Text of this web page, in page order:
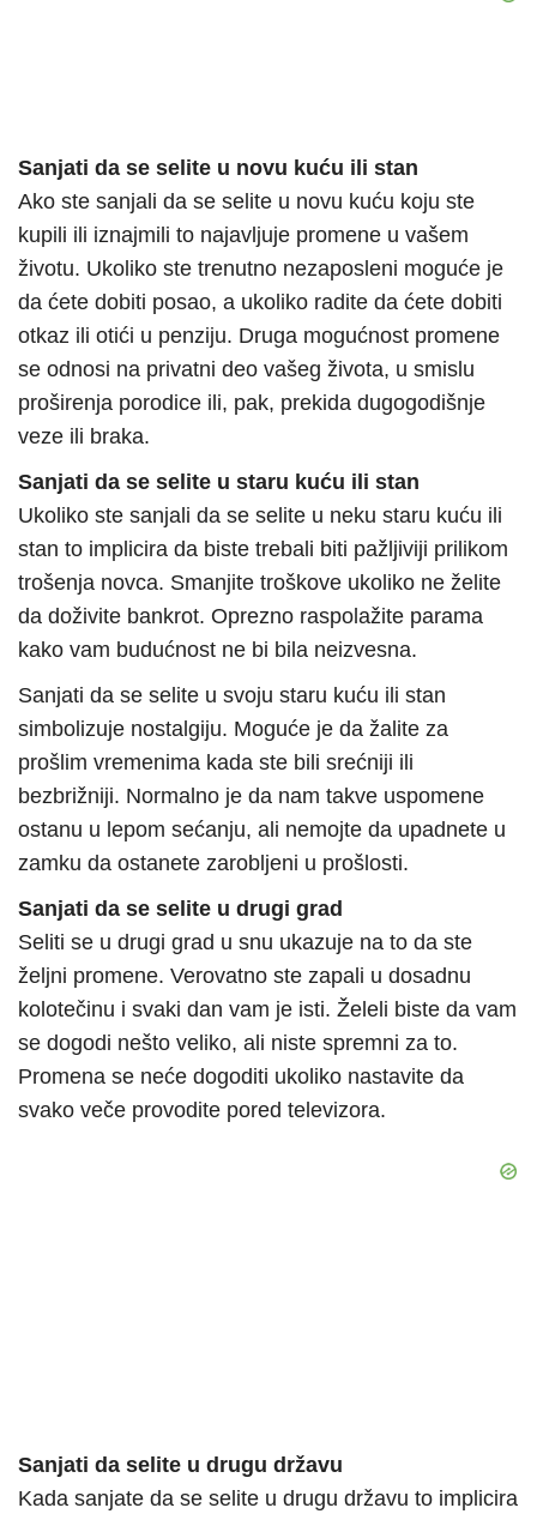
Sanjati da se selite u novu kuću ili stan
Ako ste sanjali da se selite u novu kuću koju ste
kupili ili iznajmili to najavljuje promene u vašem
životu. Ukoliko ste trenutno nezaposleni moguće je
da ćete dobiti posao, a ukoliko radite da ćete dobiti
otkaz ili otići u penziju. Druga mogućnost promene
se odnosi na privatni deo vašeg života, u smislu
proširenja porodice ili, pak, prekida dugogodišnje
veze ili braka.
Sanjati da se selite u staru kuću ili stan
Ukoliko ste sanjali da se selite u neku staru kuću ili
stan to implicira da biste trebali biti pažljiviji prilikom
trošenja novca. Smanjite troškove ukoliko ne želite
da doživite bankrot. Oprezno raspolažite parama
kako vam budućnost ne bi bila neizvesna.
Sanjati da se selite u svoju staru kuću ili stan
simbolizuje nostalgiju. Moguće je da žalite za
prošlim vremenima kada ste bili srećniji ili
bezbrižniji. Normalno je da nam takve uspomene
ostanu u lepom sećanju, ali nemojte da upadnete u
zamku da ostanete zarobljeni u prošlosti.
Sanjati da se selite u drugi grad
Seliti se u drugi grad u snu ukazuje na to da ste
željni promene. Verovatno ste zapali u dosadnu
kolotečinu i svaki dan vam je isti. Želeli biste da vam
se dogodi nešto veliko, ali niste spremni za to.
Promena se neće dogoditi ukoliko nastavite da
svako veče provodite pored televizora.
Sanjati da selite u drugu državu
Kada sanjate da se selite u drugu državu to implicira